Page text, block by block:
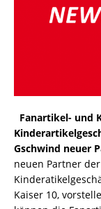
Fanartikel- und
Gschwind neuer
neuen Partner
Kaiser 10,